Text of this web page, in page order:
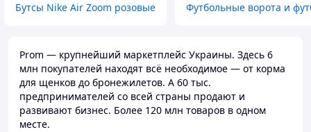
Бутсы Nike Air Zoom розовые Футбольные ворота и
Prom — крупнейший маркетплейс Украины. Здесь 6
млн покупателей находят всё необходимое — от корма
для щенков до бронежилетов. А 60 тыс.
предпринимателей со всей страны продают и
развивают бизнес. Более 120 млн товаров в одном
месте.